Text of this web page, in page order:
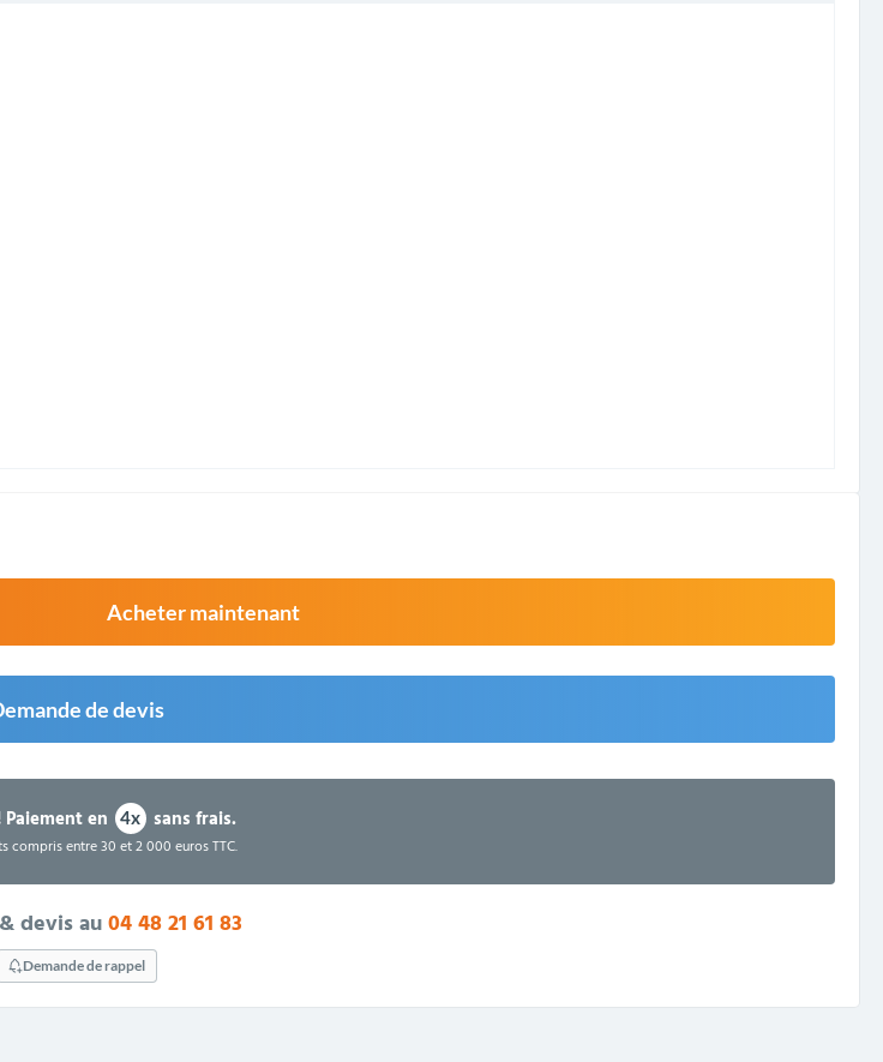
Acheter maintenant
de devis
Paiement en 4x sans frais.
compris entre 30 et 2 000 euros TTC.
devis au04 48 21 61 83
Demande de rappel